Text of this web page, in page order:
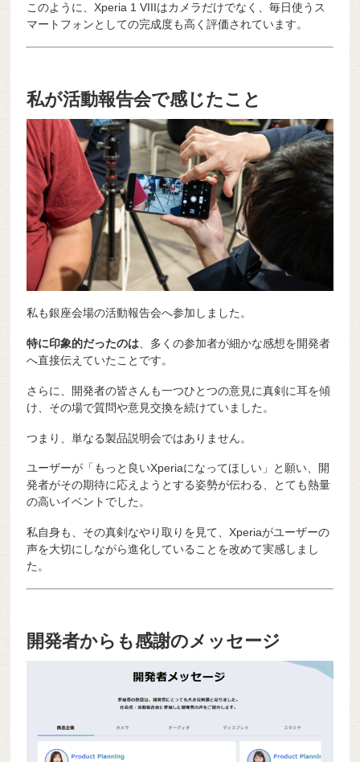
このように、Xperia 1 VIIIはカメラだけでなく、毎日使うス
マートフォンとしての完成度も高く評価されています。
私が活動報告会で感じたこと
私も銀座会場の活動報告会へ参加しました。
特に印象的だったのは 、多くの参加者が細かな感想を開発者
へ直接伝えていたことです。
さらに、開発者の皆さんも一つひとつの意見に真剣に耳を傾
け、その場で質問や意見交換を続けていました。
つまり、単なる製品説明会ではありません。
ユーザーが「もっと良いXperiaになってほしい」と願い、開
発者がその期待に応えようとする姿勢が伝わる、とても熱量
の高いイベントでした。
私自身も、その真剣なやり取りを見て、Xperiaがユーザーの
声を大切にしながら進化していることを改めて実感しまし
た。
開発者からも感謝のメッセージ